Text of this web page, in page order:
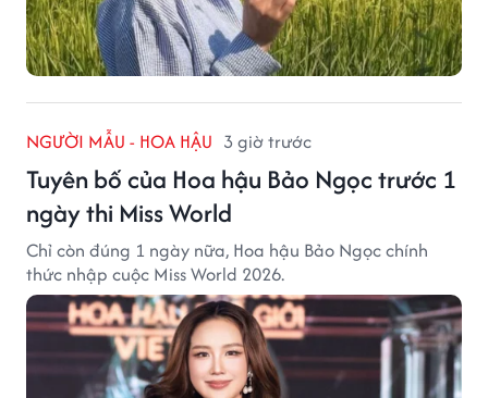
NGƯỜI MẪU - HOA HẬU 3 giờ trước
Tuyên bố của Hoa hậu Bảo Ngọc trước 1
ngày thi Miss World
Chỉ còn đúng 1 ngày nữa, Hoa hậu Bảo Ngọc chính
thức nhập cuộc Miss World 2026.